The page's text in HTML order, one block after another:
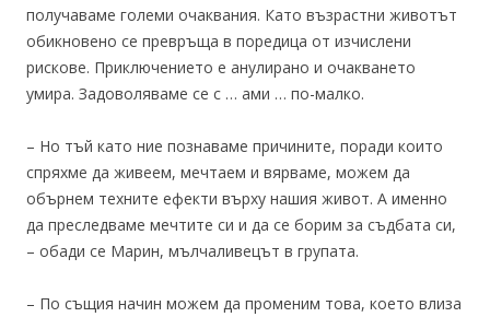
получаваме големи очаквания. Като възрастни животът
обикновено се превръща в поредица от изчислени
рискове. Приключението е анулирано и очакването
умира. Задоволяваме се с … ами … по-малко.
– Но тъй като ние познаваме причините, поради които
спряхме да живеем, мечтаем и вярваме, можем да
обърнем техните ефекти върху нашия живот. А именно
да преследваме мечтите си и да се борим за съдбата си,
– обади се Марин, мълчаливецът в групата.
– По същия начин можем да променим това, което влиза